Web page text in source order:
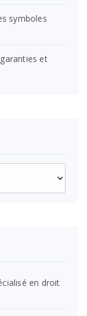
symboles
et
en droit